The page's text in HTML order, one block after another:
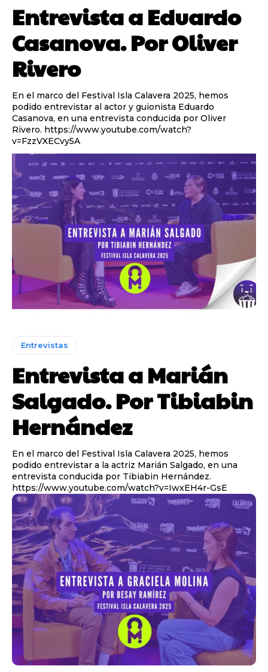
Entrevista a Eduardo
Casanova. Por Oliver
Rivero
En el marco del Festival Isla Calavera 2025, hemos
podido entrevistar al actor y guionista Eduardo
Casanova, en una entrevista conducida por Oliver
Rivero. https://www.youtube.com/watch?
v=FzzVXECvy5A
Entrevistas
Entrevista a Marián
Salgado. Por Tibiabin
Hernández
En el marco del Festival Isla Calavera 2025, hemos
podido entrevistar a la actriz Marián Salgado, en una
entrevista conducida por Tibiabin Hernández.
https://www.youtube.com/watch?v=IwxEH4r-GsE